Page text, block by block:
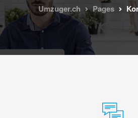
Umzuger.ch Pages